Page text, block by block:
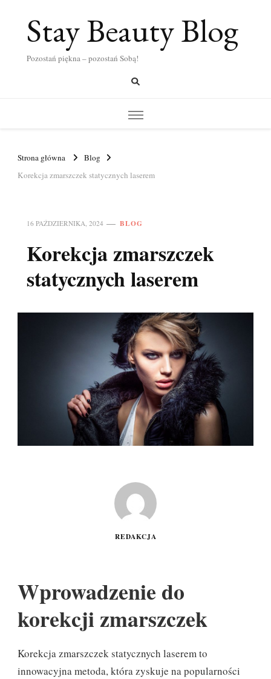
Stay Beauty Blog
Pozostań piękna – pozostań Sobą!
Strona główna
Blog
Korekcja zmarszczek statycznych laserem
16 PAŹDZIERNIKA, 2024 BLOG
Korekcja zmarszczek
statycznych laserem
REDAKCJA
Wprowadzenie do
korekcji zmarszczek
Korekcja zmarszczek statycznych laserem to
innowacyjna metoda, która zyskuje na popularności